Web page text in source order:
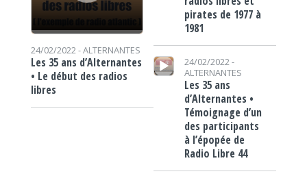
24/02/2022 -ALTERNANTES
Les 35 ans d’Alternantes
• Le début des radios
libres
pirates de 1977 à
1981
Lecteur audio
24/02/2022 -
ALTERNANTES
Les 35 ans
d’Alternantes •
Témoignage d’un
des participants
à l’épopée de
Radio Libre 44